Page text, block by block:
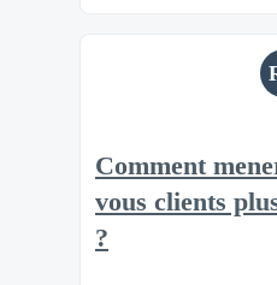
Comment
vous clients
?